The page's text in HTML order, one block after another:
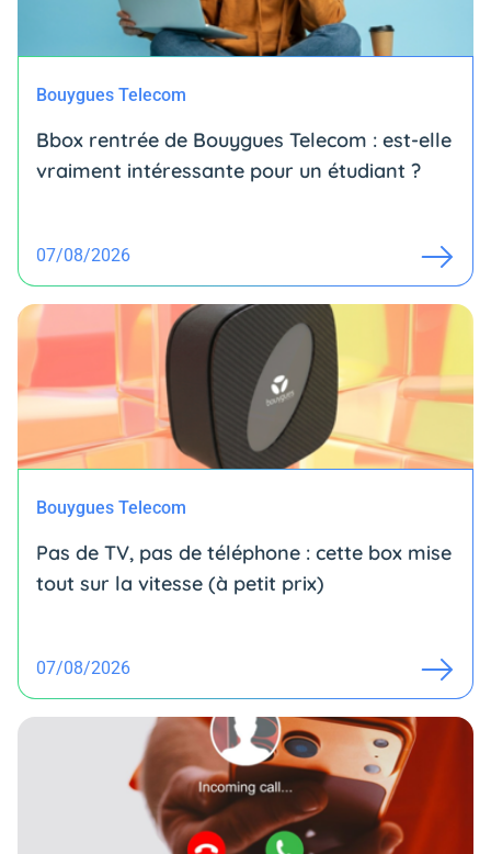
Bouygues Telecom
Bbox rentrée de Bouygues Telecom : est-elle
vraiment intéressante pour un étudiant ?
07/08/2026
Bouygues Telecom
Pas de TV, pas de téléphone : cette box mise
tout sur la vitesse (à petit prix)
07/08/2026